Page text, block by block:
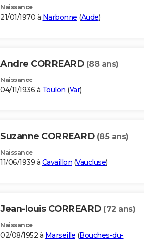
Naissance
21/01/1970 à Narbonne (Aude)
Andre CORREARD (88 ans)
Naissance
04/11/1936 à Toulon (Var)
Suzanne CORREARD (85 ans)
Naissance
11/06/1939 à Cavaillon (Vaucluse)
Jean-louis CORREARD (72 ans)
Naissance
02/08/1952 à Marseille (Bouches-du-